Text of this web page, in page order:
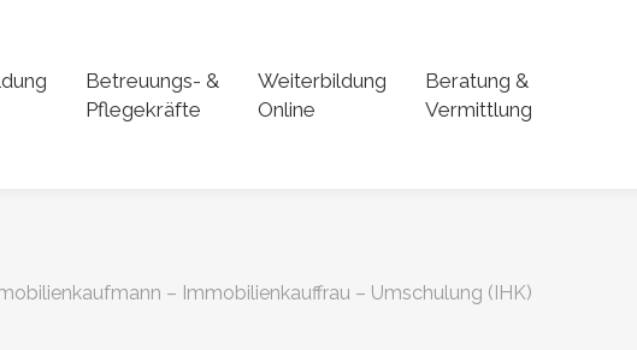
Betreuungs- &
Pflegekräfte
Weiterbildung
Online
Beratung &
Vermittlung
– Immobilienkauffrau – Umschulung (IHK)